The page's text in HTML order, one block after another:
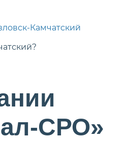
Камчатский
СРО»